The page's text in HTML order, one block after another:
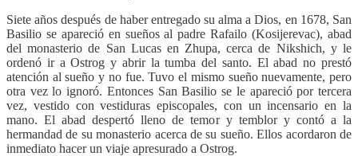
Siete años después de haber entregado su alma a Dios, en 1678, San
Basilio se apareció en sueños al padre Rafailo (Kosijerevac), abad
del monasterio de San Lucas en Zhupa, cerca de Nikshich, y le
ordenó ir a Ostrog y abrir la tumba del santo. El abad no prestó
atención al sueño y no fue. Tuvo el mismo sueño nuevamente, pero
otra vez lo ignoró. Entonces San Basilio se le apareció por tercera
vez, vestido con vestiduras episcopales, con un incensario en la
mano. El abad despertó lleno de temor y temblor y contó a la
hermandad de su monasterio acerca de su sueño. Ellos acordaron de
inmediato hacer un viaje apresurado a Ostrog.